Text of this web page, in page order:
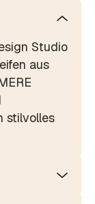
Studio
aus
stilvolles